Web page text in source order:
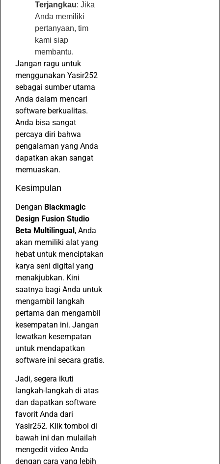
Terjangkau: Jika
Anda memiliki
pertanyaan, tim
kami siap
membantu.
Jangan ragu untuk
menggunakan Yasir252
sebagai sumber utama
Anda dalam mencari
software berkualitas.
Anda bisa sangat
percaya diri bahwa
pengalaman yang Anda
dapatkan akan sangat
memuaskan.
Kesimpulan
Dengan Blackmagic
Design Fusion Studio
Beta Multilingual, Anda
akan memiliki alat yang
hebat untuk menciptakan
karya seni digital yang
menakjubkan. Kini
saatnya bagi Anda untuk
mengambil langkah
pertama dan mengambil
kesempatan ini. Jangan
lewatkan kesempatan
untuk mendapatkan
software ini secara gratis.
Jadi, segera ikuti
langkah-langkah di atas
dan dapatkan software
favorit Anda dari
Yasir252. Klik tombol di
bawah ini dan mulailah
mengedit video Anda
dengan cara yang lebih